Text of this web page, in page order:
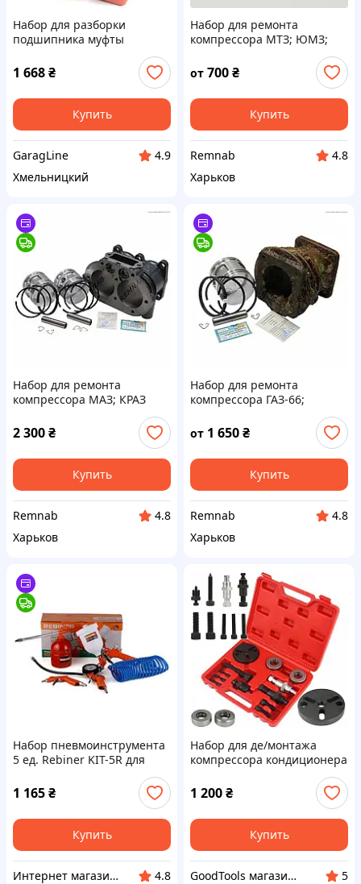
Набор для разборки
подшипника муфты
автокондиционера REWOLT
T3054, Съемники
компрессора муфты
автокондиционера
1 668₴
Купить
GaragLine
4.9
Хмельницкий
Набор для ремонта
компрессора МТЗ; ЮМЗ;
Т-40; ЗИЛ-5301 "БЫЧОК";
ПАЗ-3205, 72,25 (Р1)
от 700₴
Купить
Remnab
4.8
Харьков
Набор для ремонта
компрессора МАЗ; КРАЗ
2 300₴
Купить
Remnab
4.8
Харьков
Набор для ремонта
компрессора ГАЗ-66;
от 1 650₴
Купить
Remnab
4.8
Харьков
Набор пневмоинструмента
5 ед. Rebiner KIT-5R для
1 165₴
Купить
Интернет магазин инструмента KUVALDA
4.8
Набор для де/монтажа
компрессора кондиционера
специнструменты СТО
Польша Гарантия 1 год
1 200₴
Купить
GoodTools магазин инструмента
5